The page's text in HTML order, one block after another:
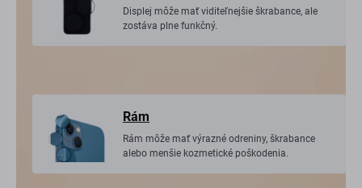
Displej môže mať viditeľnejšie škrabance, ale
zostáva plne funkčný.
Rám
Rám môže mať výrazné odreniny, škrabance
alebo menšie kozmetické poškodenia.